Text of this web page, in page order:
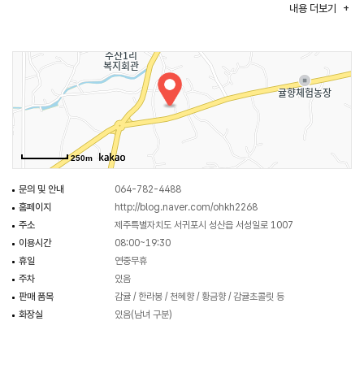
주변 가볼 만한 곳으로는 제주 커피박물관, 남제주 억새오름길, 짱구네
내용 더보기
250m
문의 및 안내
064-782-4488
홈페이지
http://blog.naver.com/ohkh2268
주소
제주특별자치도 서귀포시 성산읍 서성일로 1007
이용시간
08:00~19:30
휴일
연중무휴
주차
있음
판매 품목
감귤 / 한라봉 / 천혜향 / 황금향 / 감귤초콜릿 등
화장실
있음(남녀 구분)